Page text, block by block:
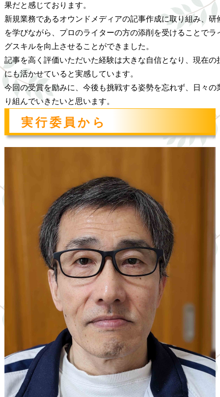
果だと感じております。
新規業務であるオウンドメディアの記事作成に取り組み、研
を学びながら、プロのライターの方の添削を受けることでラ
グスキルを向上させることができました。
記事を高く評価いただいた経験は大きな自信となり、現在の
にも活かせていると実感しています。
今回の受賞を励みに、今後も挑戦する姿勢を忘れず、日々の
り組んでいきたいと思います。
実行委員から